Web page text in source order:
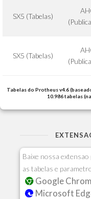
SX5 (Tabelas)
SX5 (Tabelas)
Tabelas do Protheus v4.6
10.986 tabelas
Baixe nossa extensao
as tabelas e
Google
Microsoft